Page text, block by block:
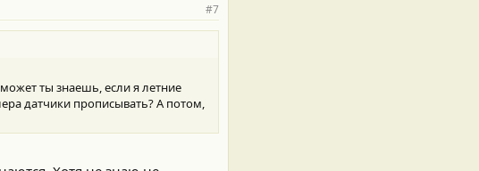
#7
ты знаешь, если я летние
датчики прописывать? А потом,